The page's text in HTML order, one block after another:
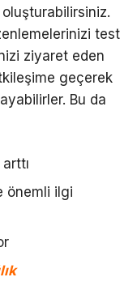
test
ziyaret eden
geçerek
Bu da
önemli ilgi